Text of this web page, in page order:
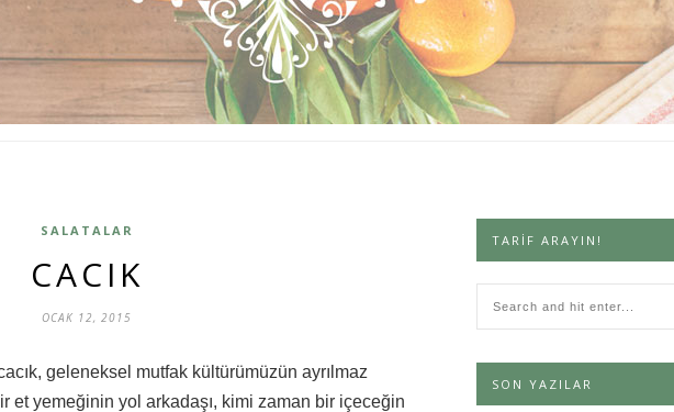
SALATALAR
CACIK
OCAK 12, 2015
geleneksel mutfak kültürümüzün ayrılmaz
et yemeğinin yol arkadaşı, kimi zaman bir içeceğin
TARIF ARAYIN!
SON YAZILAR